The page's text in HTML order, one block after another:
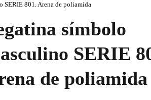
SERIE 801. Arena de poliamida
símbolo
SERIE
de poliamida